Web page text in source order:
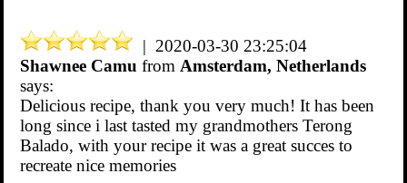
| 2020-03-30 23:25:04
Shawnee Camu from Amsterdam, Netherlands
says:
Delicious recipe, thank you very much! It has been
long since i last tasted my grandmothers Terong
Balado, with your recipe it was a great succes to
recreate nice memories